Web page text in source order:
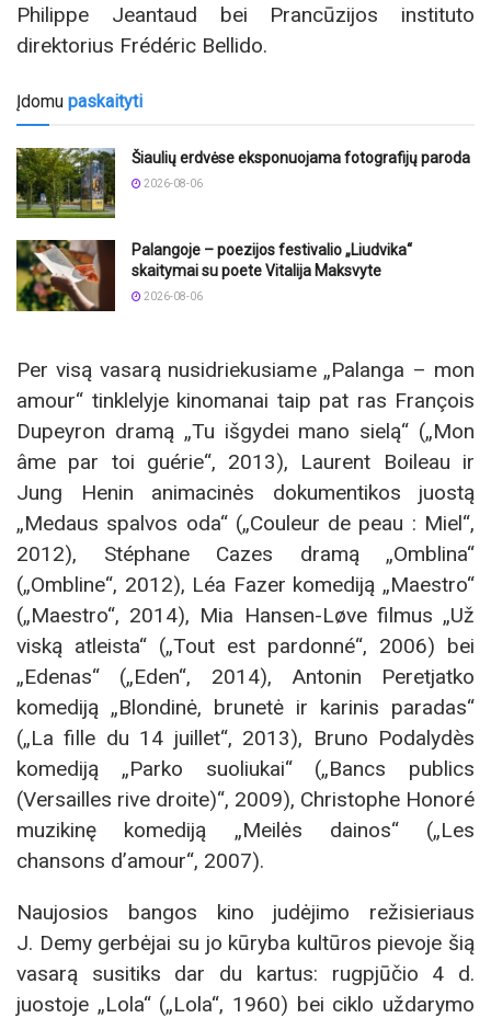
Philippe Jeantaud bei Prancūzijos instituto
direktorius Frédéric Bellido.
Įdomu paskaityti
Šiaulių erdvėse eksponuojama fotografijų paroda
2026-08-06
Palangoje – poezijos festivalio „Liudvika“
skaitymai su poete Vitalija Maksvyte
2026-08-06
Per visą vasarą nusidriekusiame „Palanga – mon
amour“ tinklelyje kinomanai taip pat ras François
Dupeyron dramą „Tu išgydei mano sielą“ („Mon
âme par toi guérie“, 2013), Laurent Boileau ir
Jung Henin animacinės dokumentikos juostą
„Medaus spalvos oda“ („Couleur de peau : Miel“,
2012), Stéphane Cazes dramą „Omblina“
(„Ombline“, 2012), Léa Fazer komediją „Maestro“
(„Maestro“, 2014), Mia Hansen-Løve filmus „Už
viską atleista“ („Tout est pardonné“, 2006) bei
„Edenas“ („Eden“, 2014), Antonin Peretjatko
komediją „Blondinė, brunetė ir karinis paradas“
(„La fille du 14 juillet“, 2013), Bruno Podalydès
komediją „Parko suoliukai“ („Bancs publics
(Versailles rive droite)“, 2009), Christophe Honoré
muzikinę komediją „Meilės dainos“ („Les
chansons d’amour“, 2007).
Naujosios bangos kino judėjimo režisieriaus
J. Demy gerbėjai su jo kūryba kultūros pievoje šią
vasarą susitiks dar du kartus: rugpjūčio 4 d.
juostoje „Lola“ („Lola“, 1960) bei ciklo uždarymo